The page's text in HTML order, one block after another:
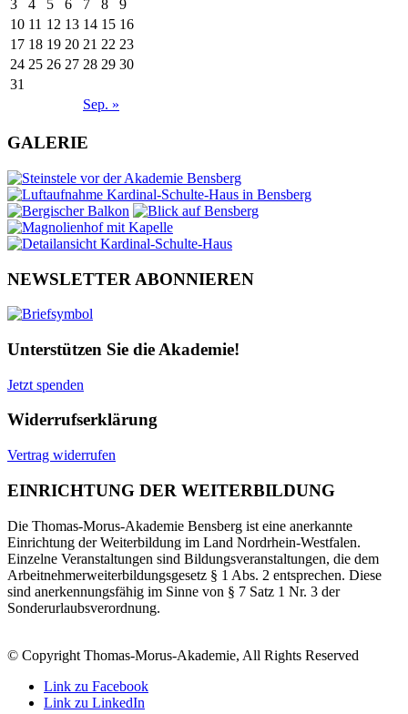
Sep. »
3
4 5 6 7 8
9
10 11 12 13 14 15 16
17 18 19 20 21 22 23
24 25 26 27 28 29 30
31
GALERIE
NEWSLETTER ABONNIEREN
Unterstützen Sie die Akademie!
Jetzt spenden
Widerrufserklärung
Vertrag widerrufen
EINRICHTUNG DER WEITERBILDUNG
Die Thomas-Morus-Akademie Bensberg ist eine anerkannte
Einrichtung der Weiterbildung im Land Nordrhein-Westfalen.
Einzelne Veranstaltungen sind Bildungsveranstaltungen, die dem
Arbeitnehmerweiterbildungsgesetz § 1 Abs. 2 entsprechen. Diese
sind anerkennungsfähig im Sinne von § 7 Satz 1 Nr. 3 der
Sonderurlaubsverordnung.
© Copyright Thomas-Morus-Akademie, All Rights Reserved
Link zu Facebook
Link zu LinkedIn